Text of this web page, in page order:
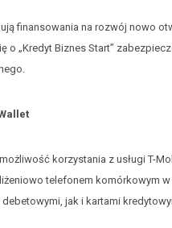
finansowania na rozwój nowo
o „Kredyt Biznes Start”
korzystania z usługi T-
telefonem komórkowym
jak i kartami